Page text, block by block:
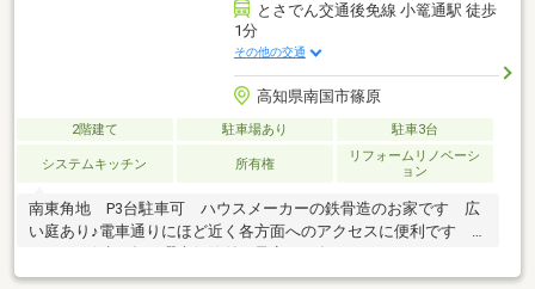
とさでん交通後免線 小篭通駅 徒歩
1分
その他の交通
高知県南国市篠原
2階建て 駐車場あり 駐車3台
システムキッチン 所有権
リフォームリノベーシ
ョン
南東角地 P3台駐車可 ハウスメーカーの鉄骨造のお家です 広
い庭あり♪電車通りにほど近く各方面へのアクセスに便利です ※
（R8.1月下旬）バスルーム 洗面 ウォシュレットトイレ 建